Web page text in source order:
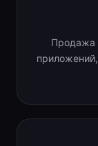
Продажа